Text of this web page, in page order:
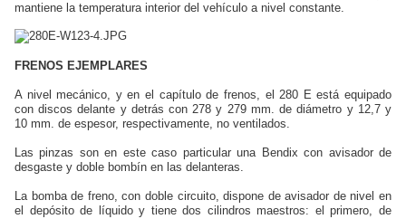
mantiene la temperatura interior del vehículo a nivel constante.
FRENOS EJEMPLARES
A nivel mecánico, y en el capítulo de frenos, el 280 E está equipado
con discos delante y detrás con 278 y 279 mm. de diámetro y 12,7 y
10 mm. de espesor, respectivamente, no ventilados.
Las pinzas son en este caso particular una Bendix con avisador de
desgaste y doble bombín en las delanteras.
La bomba de freno, con doble circuito, dispone de avisador de nivel en
el depósito de líquido y tiene dos cilindros maestros: el primero, de